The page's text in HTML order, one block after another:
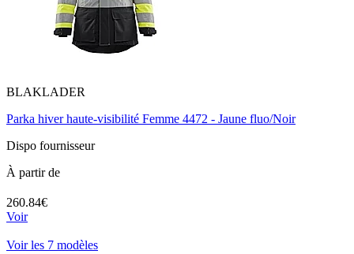
BLAKLADER
Parka hiver haute-visibilité Femme 4472 - Jaune fluo/Noir
Dispo fournisseur
À partir de
260.84€
Voir
Voir les 7 modèles